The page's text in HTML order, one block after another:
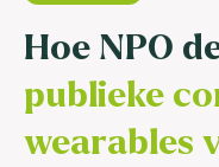
Hoe NPO
publieke
wearables